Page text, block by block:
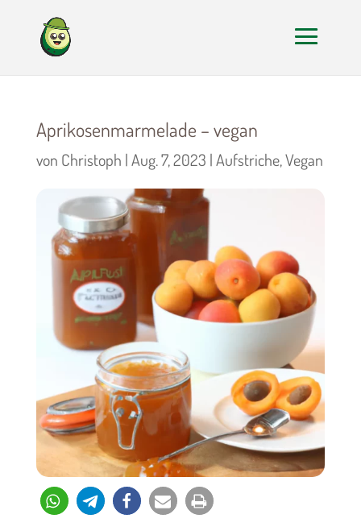
Aprikosenmarmelade – vegan
von Christoph |Aug. 7, 2023 |Aufstriche,Vegan